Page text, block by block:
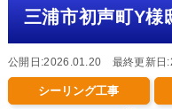
三浦市初声町Y様
公開日:2026.01.20 最終更新日
シーリング工事